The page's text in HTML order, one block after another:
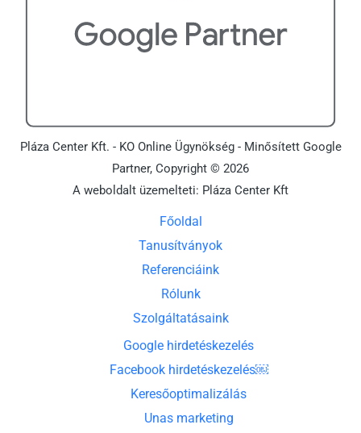
Pláza Center Kft. - KO Online Ügynökség - Minősített Google
Partner, Copyright © 2026
A weboldalt üzemelteti: Pláza Center Kft
Főoldal
Tanusítványok
Referenciáink
Rólunk
Szolgáltatásaink
Google hirdetéskezelés
Facebook hirdetéskezelés￼
Keresőoptimalizálás
Unas marketing